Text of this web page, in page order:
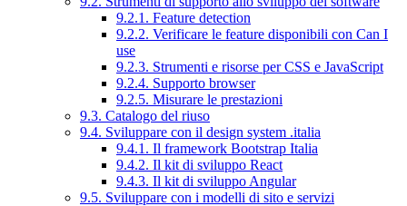
9.2.1. Feature detection
9.2.2. Verificare le feature disponibili con Can I
use
9.2.3. Strumenti e risorse per CSS e JavaScript
9.2.4. Supporto browser
9.2.5. Misurare le prestazioni
9.3. Catalogo del riuso
9.4. Sviluppare con il design system .italia
9.4.1. Il framework Bootstrap Italia
9.4.2. Il kit di sviluppo React
9.4.3. Il kit di sviluppo Angular
9.5. Sviluppare con i modelli di sito e servizi